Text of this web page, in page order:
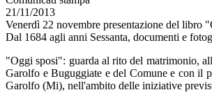
21/11/2013
Venerdì 22 novembre presentazione del libro
Dal 1684 agli anni Sessanta, documenti e
"Oggi sposi": guarda al rito del matrimonio,
Garolfo e Buguggiate e del Comune e con il
Garolfo (Mi), nell'ambito delle iniziative